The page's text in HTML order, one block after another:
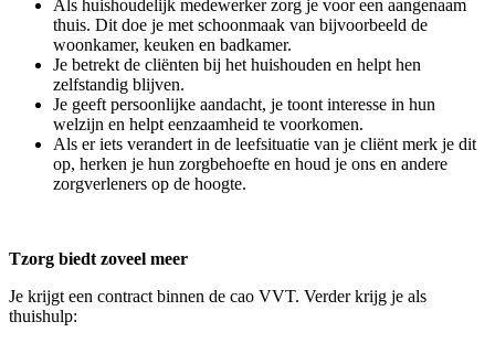
Als huishoudelijk medewerker zorg je voor een aangenaam
thuis. Dit doe je met schoonmaak van bijvoorbeeld de
woonkamer, keuken en badkamer.
Je betrekt de cliënten bij het huishouden en helpt hen
zelfstandig blijven.
Je geeft persoonlijke aandacht, je toont interesse in hun
welzijn en helpt eenzaamheid te voorkomen.
Als er iets verandert in de leefsituatie van je cliënt merk je dit
op, herken je hun zorgbehoefte en houd je ons en andere
zorgverleners op de hoogte.
Tzorg biedt zoveel meer
Je krijgt een contract binnen de cao VVT. Verder krijg je als
thuishulp: